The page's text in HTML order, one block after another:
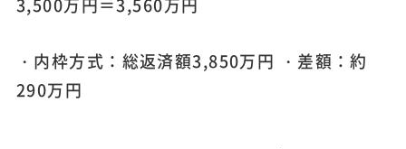
3,500万円＝3,560万円
・内枠方式：総返済額3,850万円 ・差額：約
290万円